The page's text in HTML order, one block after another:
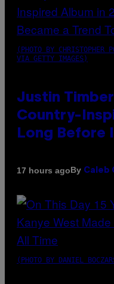
(PHOTO BY CHRISTOPHER
VIA GETTY IMAGES)
Justin
Country-
Long Before
17 hours agoBy Caleb
(PHOTO BY DANIEL